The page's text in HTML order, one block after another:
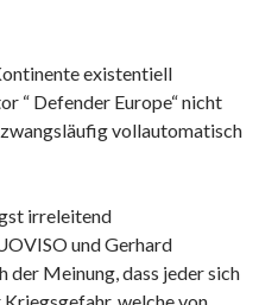
existentiell
“ Defender Europe“ nicht
vollautomatisch
irreleitend
und Gerhard
der Meinung, dass jeder sich